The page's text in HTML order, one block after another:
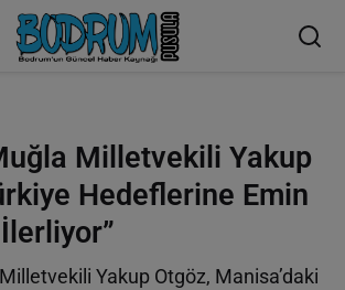
Milletvekili Yakup
Hedeflerine Emin
Yakup Otgöz, Manisa’daki